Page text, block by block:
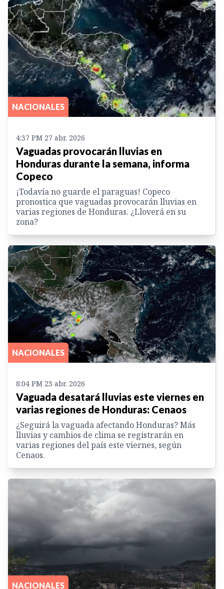
NACIONALES
4:37 PM 27 abr. 2026
Vaguadas provocarán lluvias en
Honduras durante la semana, informa
Copeco
¡Todavía no guarde el paraguas! Copeco
pronostica que vaguadas provocarán lluvias en
varias regiones de Honduras. ¿Lloverá en su
zona?
NACIONALES
8:04 PM 23 abr. 2026
Vaguada desatará lluvias este viernes en
varias regiones de Honduras: Cenaos
¿Seguirá la vaguada afectando Honduras? Más
lluvias y cambios de clima se registrarán en
varias regiones del país este viernes, según
Cenaos.
NACIONALES